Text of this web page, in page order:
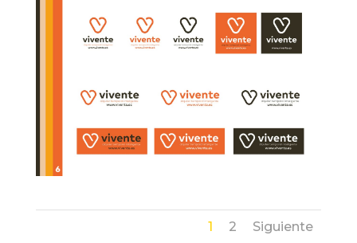
1 2 Siguiente